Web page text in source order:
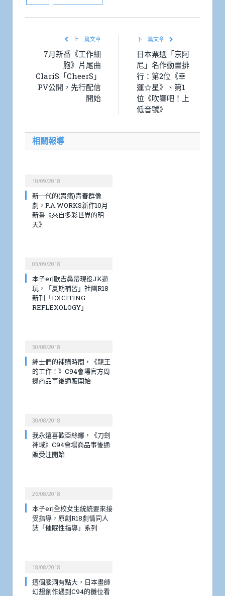
上一篇文章
7月新番《工作細
胞》片尾曲
ClariS「CheerS」
PV公開，先行配信
開始
下一篇文章
日本票選「京阿
尼」名作動畫排
行：第2位《幸
運☆星》、第1
位《吹響吧！上
低音號》
相關報導
10/09/2018
新一代的(胃痛)青春群像
劇，P.A.WORKS新作10月
新番《來自多彩世界的明
天》
03/09/2018
本子er|歐吉桑帶現役JK遊
玩，「夏期補習」社團R18
新刊「EXCITING
REFLEXOLOGY」
30/08/2018
紳士們的補購時間，《龍王
的工作！》C94會場官方周
邊商品事後通販開始
30/08/2018
我永遠喜歡亞絲娜，《刀劍
神域》C94會場商品事後通
販受注開始
26/08/2018
本子er|全校女生統統要來接
受指導，原創R18劇情同人
誌「催眠性指導」系列
18/08/2018
這個腦洞有點大，日本畫師
幻想創作遇到C94的攤位看